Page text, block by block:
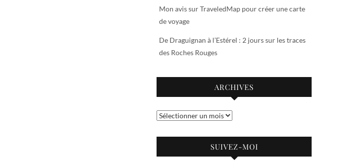
Mon avis sur TraveledMap pour créer une carte
de voyage
De Draguignan à l’Estérel : 2 jours sur les traces
des Roches Rouges
ARCHIVES
Archives
SUIVEZ-MOI